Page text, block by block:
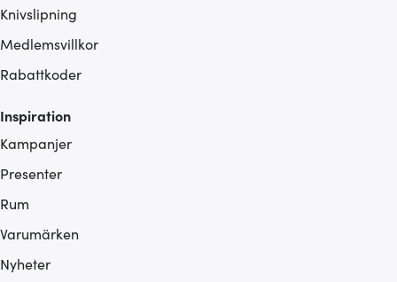
Knivslipning
Medlemsvillkor
Rabattkoder
Inspiration
Kampanjer
Presenter
Rum
Varumärken
Nyheter